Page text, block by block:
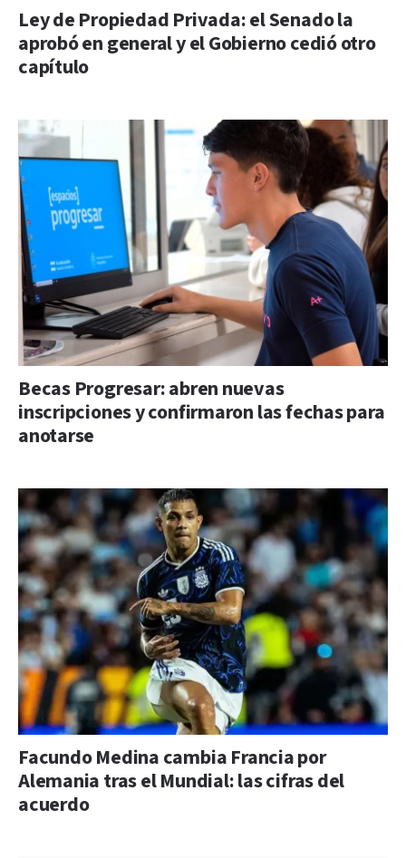
Ley de Propiedad Privada: el Senado la
aprobó en general y el Gobierno cedió otro
capítulo
Becas Progresar: abren nuevas
inscripciones y confirmaron las fechas para
anotarse
Facundo Medina cambia Francia por
Alemania tras el Mundial: las cifras del
acuerdo